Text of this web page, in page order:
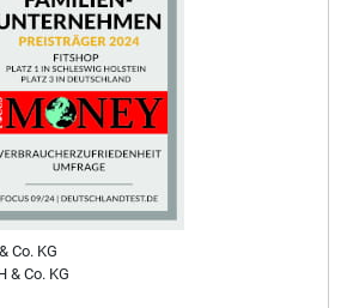
Co. KG
& Co. KG